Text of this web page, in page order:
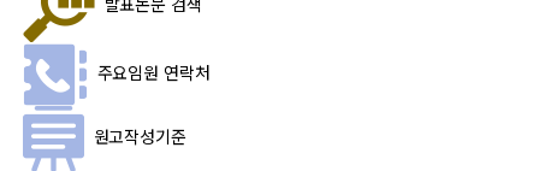
주요임원 연락처
원고작성기준